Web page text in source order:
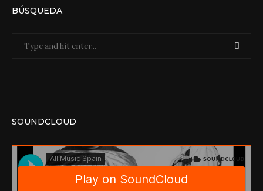
BÚSQUEDA
SOUNDCLOUD